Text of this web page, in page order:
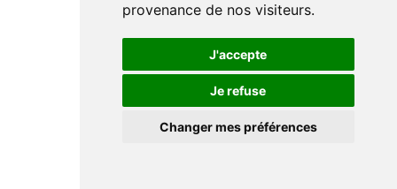
provenance de nos visiteurs.
J'accepte
Je refuse
Changer mes préférences